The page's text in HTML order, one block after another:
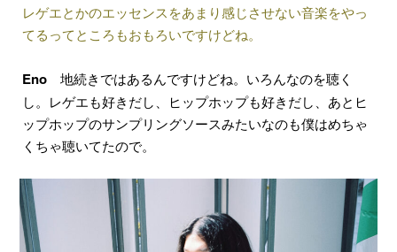
レゲエとかのエッセンスをあまり感じさせない音楽をやっ
てるってところもおもろいですけどね。
Eno
地続きではあるんですけどね。いろんなのを聴く
し。レゲエも好きだし、ヒップホップも好きだし、あとヒ
ップホップのサンプリングソースみたいなのも僕はめちゃ
くちゃ聴いてたので。